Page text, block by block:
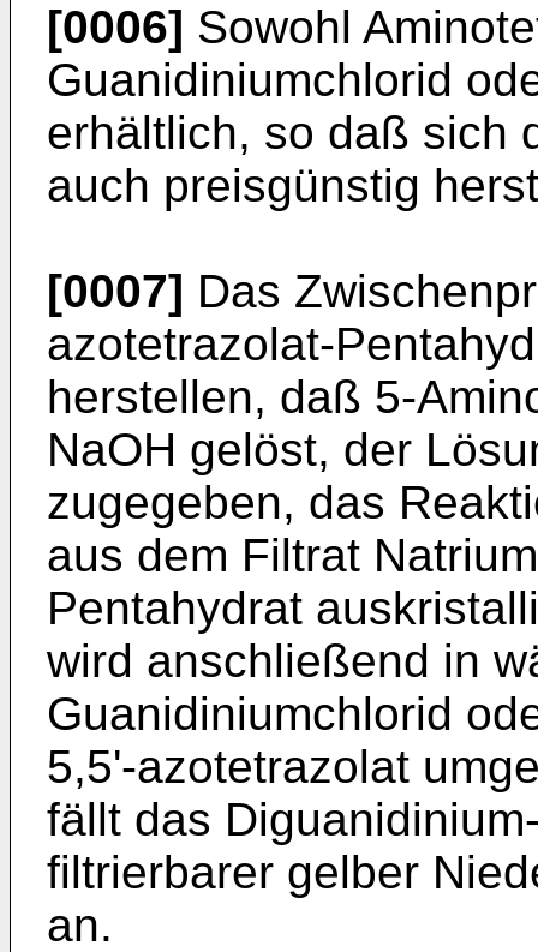
[0006] Sowohl
Guanidiniumchlorid
erhältlich, so daß sich
auch preisgünstig
[0007] Das
azotetrazolat-
herstellen, daß 5-
NaOH gelöst, der
zugegeben, das
aus dem Filtrat
Pentahydrat
wird anschließend in
Guanidiniumchlorid
5,5'-azotetrazolat
fällt das
filtrierbarer gelber
an.